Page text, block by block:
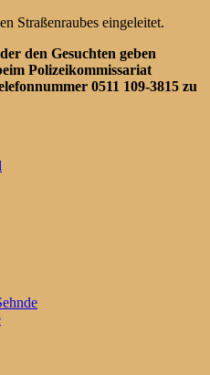
Straßenraubes eingeleitet.
den Gesuchten geben
Polizeikommissariat
0511 109-3815 zu